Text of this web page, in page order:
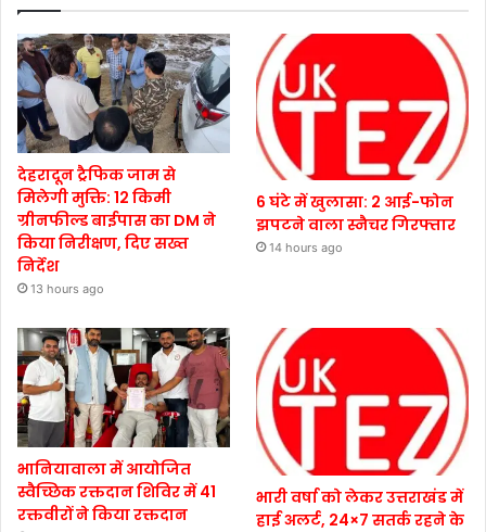
देहरादून ट्रैफिक जाम से
मिलेगी मुक्ति: 12 किमी
ग्रीनफील्ड बाईपास का DM ने
किया निरीक्षण, दिए सख्त
निर्देश
13 hours ago
6 घंटे में खुलासा: 2 आई-फोन
झपटने वाला स्नैचर गिरफ्तार
14 hours ago
भानियावाला में आयोजित
स्वैच्छिक रक्तदान शिविर में 41
रक्तवीरों ने किया रक्तदान
भारी वर्षा को लेकर उत्तराखंड में
हाई अलर्ट, 24×7 सतर्क रहने के